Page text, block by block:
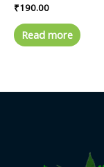
Rated
0
out
of
5
₹190.00
Read more